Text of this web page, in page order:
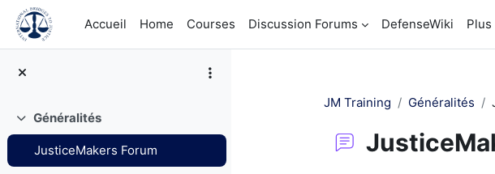
Passer au contenu principal
Accueil
Home Courses Discussion Forums DefenseWiki Plus
Replier
Généralités
JusticeMakers Forum
JM Training Généralités